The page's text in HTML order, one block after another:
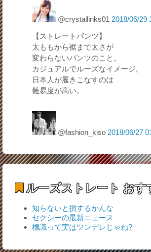
@crystallinks01 2018/06/29
【ストレートパンツ】
太ももから裾まで太さが
変わらないパンツのこと。
カジュアルでルーズなイメージ。
日本人が履きこなすのは
難易度が高い。
@fashion_kiso 2018/06/27
ルーズストレート おす
知らないと損するかんな
セクシーの最新ニュース
標識って実はツンデレじゃね?